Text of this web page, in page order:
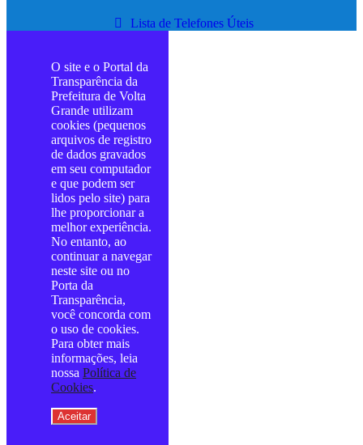
Lista de Telefones Úteis
O site e o Portal da
Transparência da
Prefeitura de Volta
Grande utilizam
cookies (pequenos
arquivos de registro
de dados gravados
em seu computador
e que podem ser
lidos pelo site) para
lhe proporcionar a
melhor experiência.
No entanto, ao
continuar a navegar
neste site ou no
Porta da
Transparência,
você concorda com
o uso de cookies.
Para obter mais
informações, leia
nossa Política de
Cookies.
Aceitar